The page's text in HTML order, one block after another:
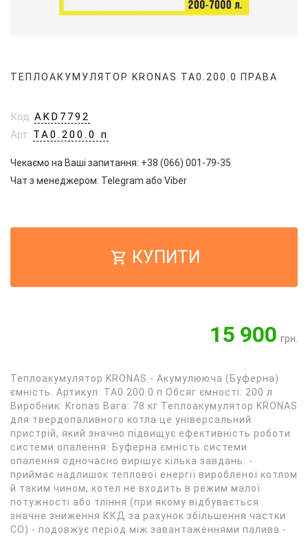
ТЕПЛОАКУМУЛЯТОР KRONAS ТА0.200.0 ПРАВА
Код: AKD7792
Арт: ТА0.200.0 п
Чекаємо на Ваші запитання: +38 (066) 001-79-35
Чат з менеджером: Telegram або Viber
КУПИТИ
15 900 грн.
Теплоакумулятор KRONAS - Акумулююча (Буферна)
ємність. Артикул: ТА0.200.0 п Обсяг ємності: 200 л
Виробник: Kronas Вага: 78 кг Теплоакумулятор KRONAS
для твердопаливного котла це універсальний
пристрій, який значно підвищує ефективність роботи
системи опалення. Буферна ємність системи
опалення одночасно вирішує кілька завдань: -
приймає надлишок теплової енергії виробленої котлом
й таким чином, котел не входить в режим малої
потужності або тління (при якому відбувається
значне зниження ККД за рахунок збільшення частки
СО) - подовжує період між завантаженнями палива -